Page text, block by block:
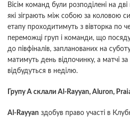
Вісім команд були розподілені на
які зіграють між собою за коловою
етапу проходитимуть з вівторка по
переможці груп і команди, що
до півфіналів, запланованих на
матимуть день відпочинку, а матчі за
відбудуться в неділю.
Групу A склали Al-Rayyan, Aluron,
Al-Rayyan здобув право участі в